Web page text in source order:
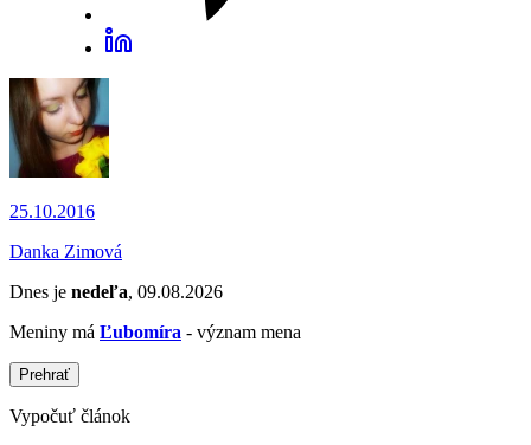
25.10.2016
Danka Zimová
Dnes je nedeľa, 09.08.2026
Meniny má Ľubomíra - význam mena
Prehrať
Vypočuť článok